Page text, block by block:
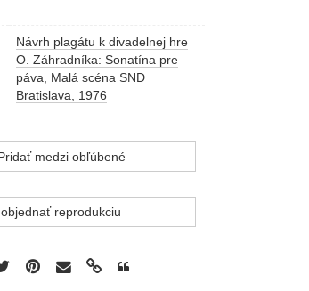
Návrh plagátu k divadelnej hre
O. Záhradníka: Sonatína pre
páva, Malá scéna SND
Bratislava, 1976
medzi obľúbené
objednať reprodukciu